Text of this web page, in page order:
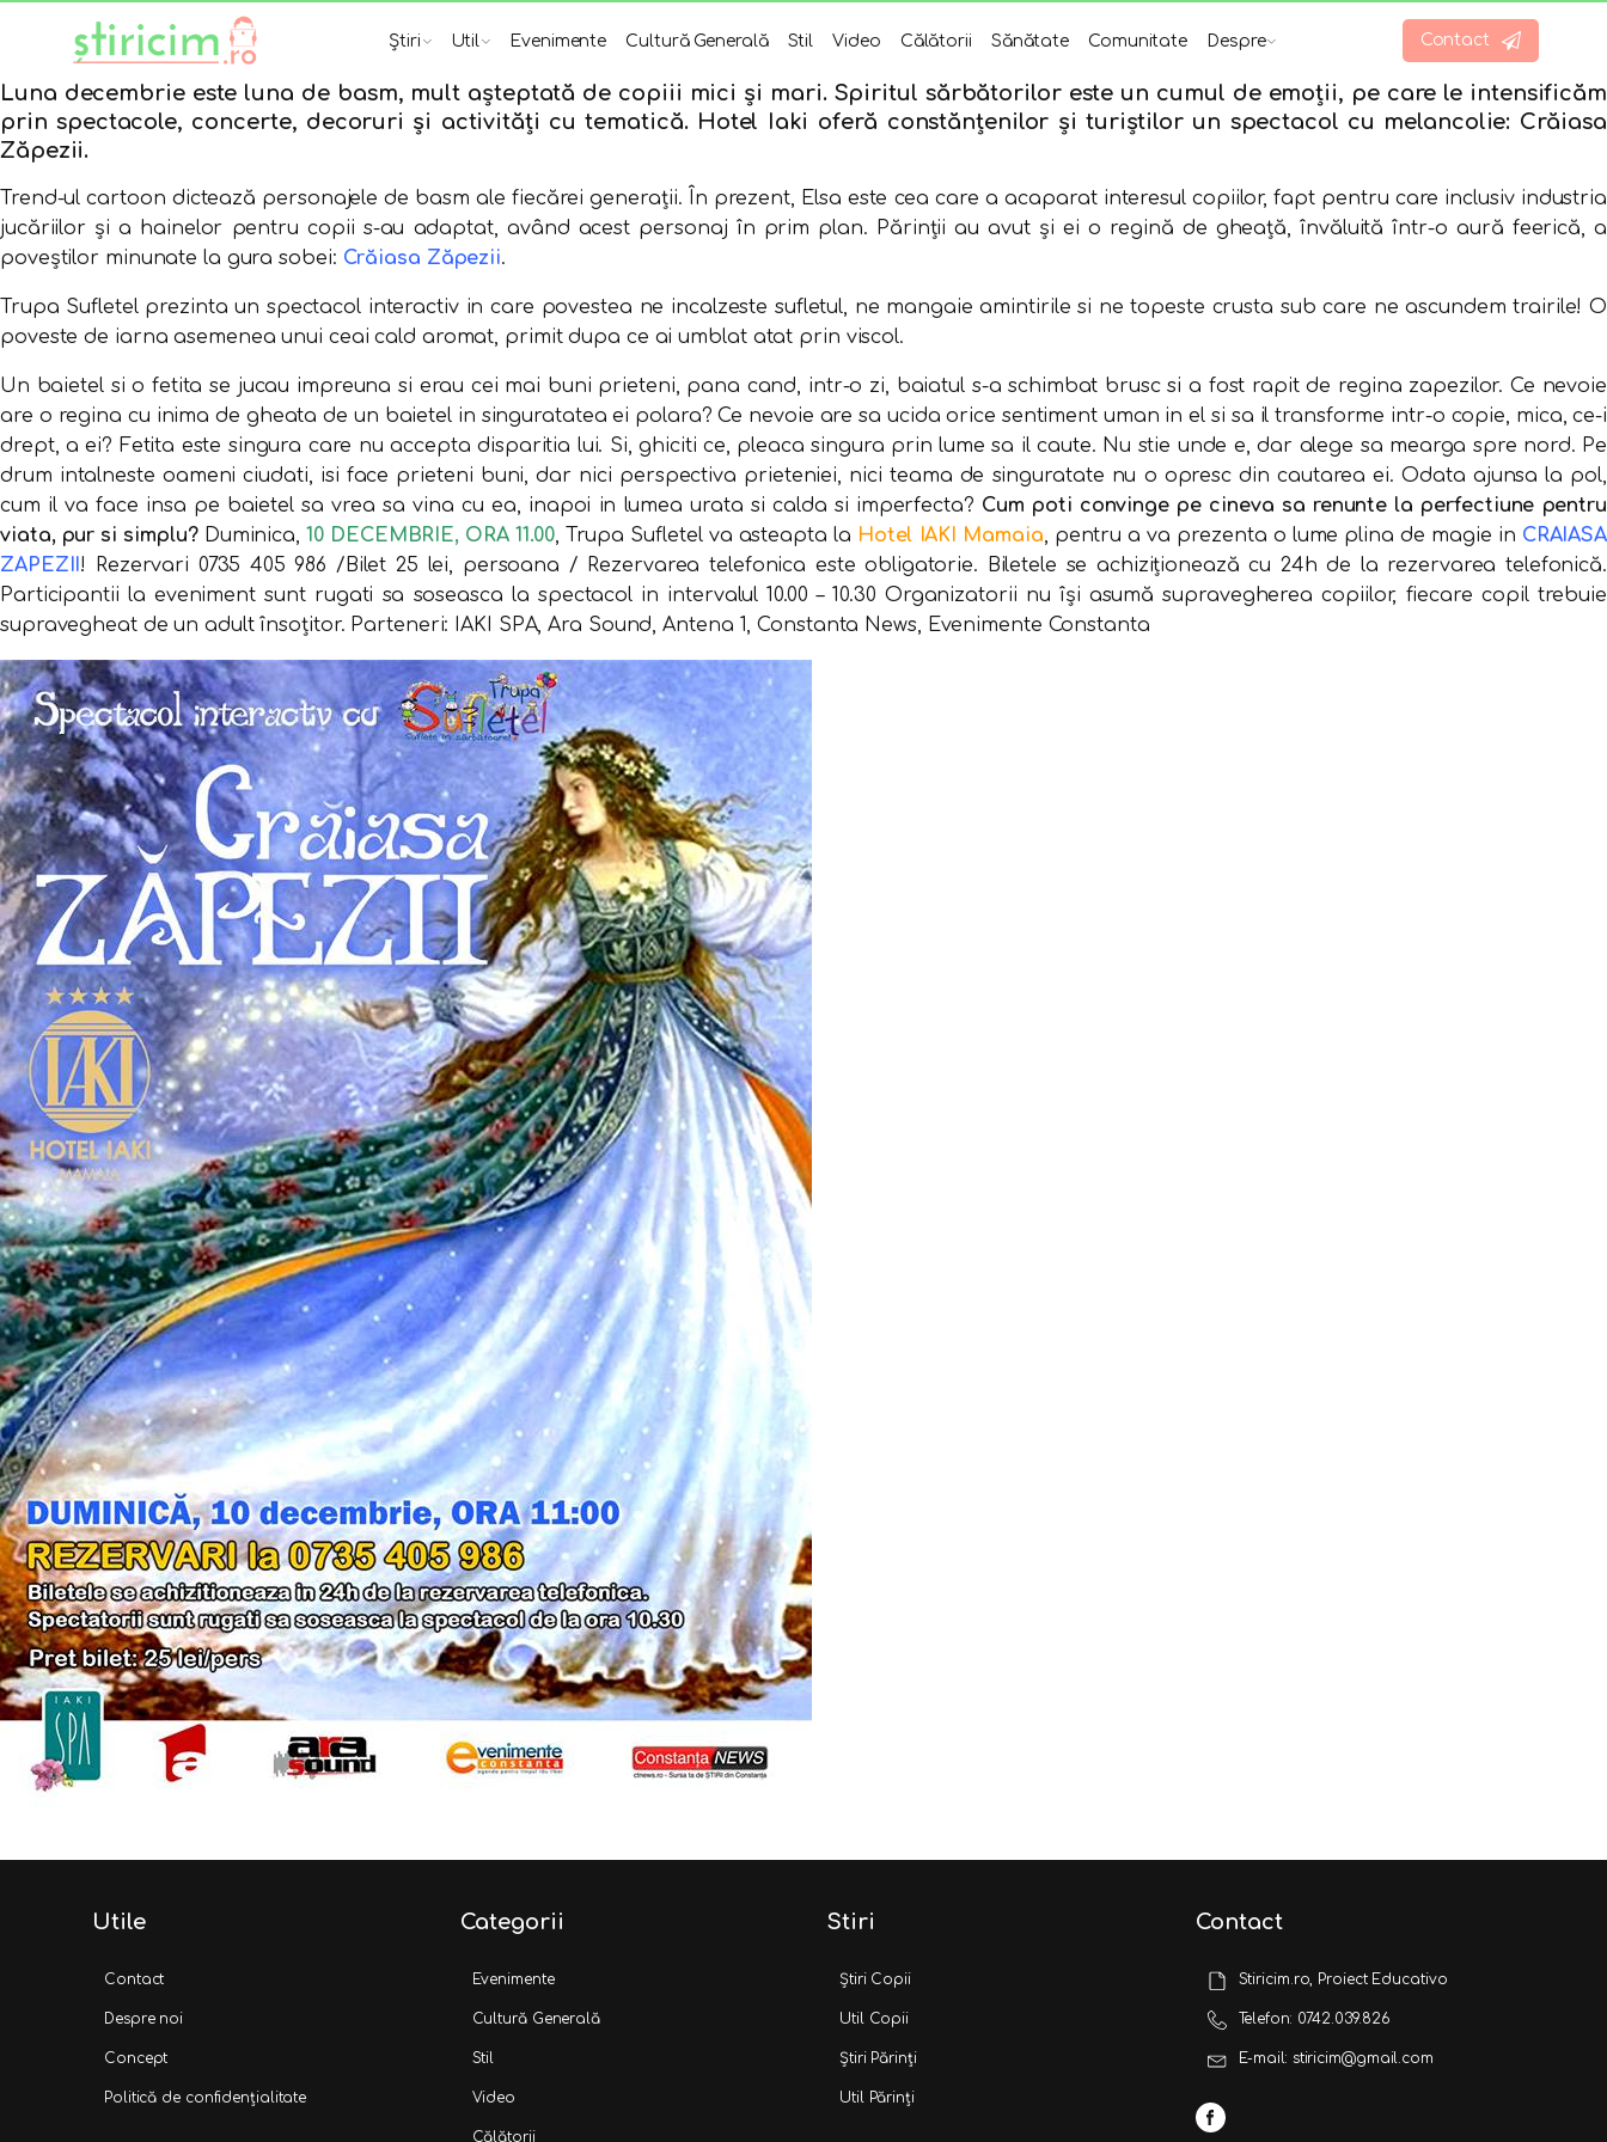
Știri Util Evenimente Cultură Generală Stil Video Călătorii Sănătate Comunitate Despre Contact
Luna decembrie este luna de basm, mult așteptată de copiii mici și mari. Spiritul sărbătorilor este un cumul de emoții, pe care le intensificăm
prin spectacole, concerte, decoruri și activități cu tematică. Hotel Iaki oferă constănțenilor și turiștilor un spectacol cu melancolie: Crăiasa
Zăpezii.
Trend-ul cartoon dictează personajele de basm ale fiecărei generații. În prezent, Elsa este cea care a acaparat interesul copiilor, fapt pentru care inclusiv industria
jucăriilor și a hainelor pentru copii s-au adaptat, având acest personaj în prim plan. Părinții au avut și ei o regină de gheață, învăluită într-o aură feerică, a
poveștilor minunate la gura sobei: Crăiasa Zăpezii.
Trupa Sufletel prezinta un spectacol interactiv in care povestea ne incalzeste sufletul, ne mangaie amintirile si ne topeste crusta sub care ne ascundem trairile! O
poveste de iarna asemenea unui ceai cald aromat, primit dupa ce ai umblat atat prin viscol.
Un baietel si o fetita se jucau impreuna si erau cei mai buni prieteni, pana cand, intr-o zi, baiatul s-a schimbat brusc si a fost rapit de regina zapezilor. Ce nevoie
are o regina cu inima de gheata de un baietel in singuratatea ei polara? Ce nevoie are sa ucida orice sentiment uman in el si sa il transforme intr-o copie, mica, ce-i
drept, a ei? Fetita este singura care nu accepta disparitia lui. Si, ghiciti ce, pleaca singura prin lume sa il caute. Nu stie unde e, dar alege sa mearga spre nord. Pe
drum intalneste oameni ciudati, isi face prieteni buni, dar nici perspectiva prieteniei, nici teama de singuratate nu o opresc din cautarea ei. Odata ajunsa la pol,
cum il va face insa pe baietel sa vrea sa vina cu ea, inapoi in lumea urata si calda si imperfecta? Cum poti convinge pe cineva sa renunte la perfectiune pentru
viata, pur si simplu?Duminica,10 DECEMBRIE, ORA 11.00, Trupa Sufletel va asteapta la Hotel IAKI Mamaia, pentru a va prezenta o lume plina de magie in CRAIASA
ZAPEZII! Rezervari 0735 405 986 /Bilet 25 lei, persoana / Rezervarea telefonica este obligatorie. Biletele se achiziţionează cu 24h de la rezervarea telefonică.
Participantii la eveniment sunt rugati sa soseasca la spectacol in intervalul 10.00 – 10.30 Organizatorii nu își asumă supravegherea copiilor, fiecare copil trebuie
supravegheat de un adult însoțitor. Parteneri: IAKI SPA, Ara Sound, Antena 1, Constanta News, Evenimente Constanta
Utile
Contact
Despre noi
Concept
Politică de confidențialitate
Categorii
Evenimente
Cultură Generală
Stil
Video
Călătorii
Stiri
Știri Copii
Util Copii
Știri Părinți
Util Părinți
Contact
Stiricim.ro, Proiect Educativo
Telefon: 0742.039.826
E-mail: stiricim@gmail.com